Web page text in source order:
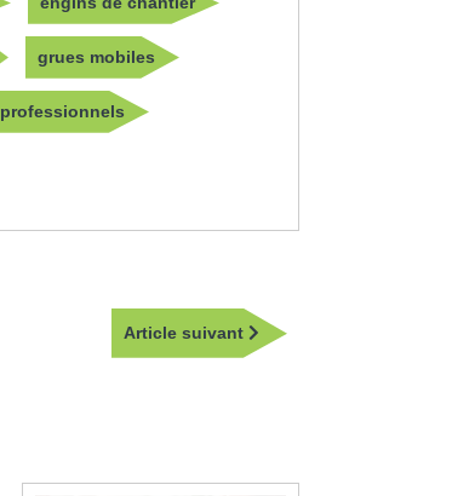
grues mobiles
professionnels
Article suivant
Article